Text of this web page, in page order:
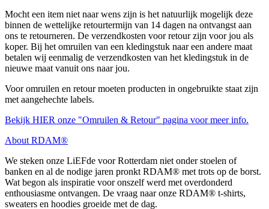
Mocht een item niet naar wens zijn is het natuurlijk mogelijk deze
binnen de wettelijke retourtermijn van 14 dagen na ontvangst aan
ons te retourneren. De verzendkosten voor retour zijn voor jou als
koper. Bij het omruilen van een kledingstuk naar een andere maat
betalen wij eenmalig de verzendkosten van het kledingstuk in de
nieuwe maat vanuit ons naar jou.
Voor omruilen en retour moeten producten in ongebruikte staat zijn
met aangehechte labels.
Bekijk HIER onze "Omruilen & Retour" pagina voor meer info.
About RDAM®
We steken onze LiEFde voor Rotterdam niet onder stoelen of
banken en al de nodige jaren pronkt RDAM® met trots op de borst.
Wat begon als inspiratie voor onszelf werd met overdonderd
enthousiasme ontvangen. De vraag naar onze RDAM® t-shirts,
sweaters en hoodies groeide met de dag.